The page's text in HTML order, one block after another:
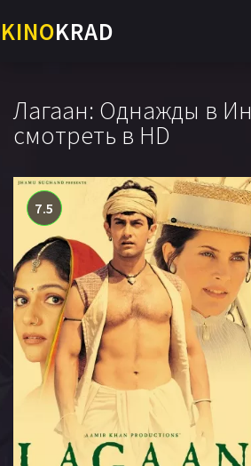
KINOKRAD
Лагаан: Однажды в
смотреть в HD
7.5